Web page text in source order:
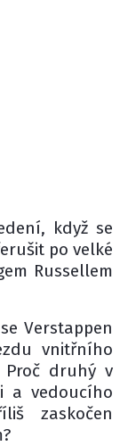
když se
po velké
Russellem
Verstappen
vnitřního
Proč druhý v
a vedoucího
zaskočen